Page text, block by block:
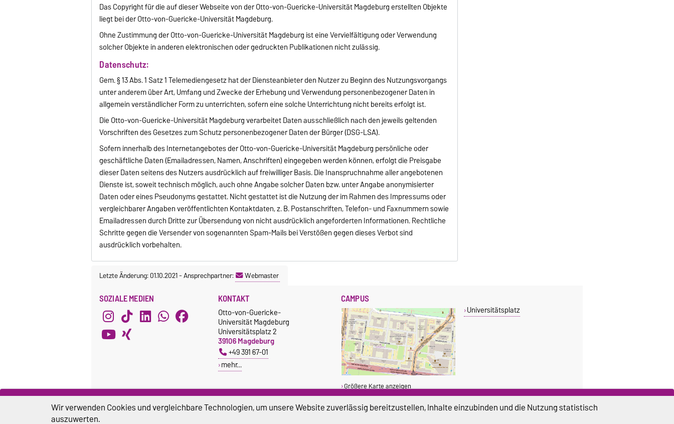
Das Copyright für die auf dieser Webseite von der Otto-von-Guericke-Universität Magdeburg erstellten Objekte
liegt bei der Otto-von-Guericke-Universität Magdeburg.
Ohne Zustimmung der Otto-von-Guericke-Universität Magdeburg ist eine Vervielfältigung oder Verwendung
solcher Objekte in anderen elektronischen oder gedruckten Publikationen nicht zulässig.
Datenschutz:
Gem. § 13 Abs. 1 Satz 1 Telemediengesetz hat der Diensteanbieter den Nutzer zu Beginn des Nutzungsvorgangs
unter anderem über Art, Umfang und Zwecke der Erhebung und Verwendung personenbezogener Daten in
allgemein verständlicher Form zu unterrichten, sofern eine solche Unterrichtung nicht bereits erfolgt ist.
Die Otto-von-Guericke-Universität Magdeburg verarbeitet Daten ausschließlich nach den jeweils geltenden
Vorschriften des Gesetzes zum Schutz personenbezogener Daten der Bürger (DSG-LSA).
Sofern innerhalb des Internetangebotes der Otto-von-Guericke-Universität Magdeburg persönliche oder
geschäftliche Daten (Emailadressen, Namen, Anschriften) eingegeben werden können, erfolgt die Preisgabe
dieser Daten seitens des Nutzers ausdrücklich auf freiwilliger Basis. Die Inanspruchnahme aller angebotenen
Dienste ist, soweit technisch möglich, auch ohne Angabe solcher Daten bzw. unter Angabe anonymisierter
Daten oder eines Pseudonyms gestattet. Nicht gestattet ist die Nutzung der im Rahmen des Impressums oder
vergleichbarer Angaben veröffentlichten Kontaktdaten, z. B. Postanschriften, Telefon- und Faxnummern sowie
Emailadressen durch Dritte zur Übersendung von nicht ausdrücklich angeforderten Informationen. Rechtliche
Schritte gegen die Versender von sogenannten Spam-Mails bei Verstößen gegen dieses Verbot sind
ausdrücklich vorbehalten.
Letzte Änderung: 01.10.2021-Ansprechpartner: Webmaster
SOZIALE MEDIEN KONTAKT
Otto-von-Guericke-
Universität Magdeburg
Universitätsplatz 2
39106 Magdeburg
+49 391 67-01
mehr…
CAMPUS
Größere Karte anzeigen
Universitätsplatz
DIESE SEITE
Wir verwenden Cookies und vergleichbare Technologien, um unsere Website zuverlässig bereitzustellen, Inhalte einzubinden und die Nutzung statistisch
auszuwerten.